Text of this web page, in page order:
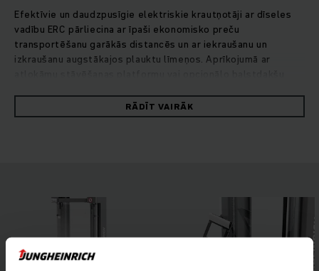
Efektīvie un daudzpusīgie elektriskie krautņotāji ar dīseles
vadību ERC pārliecina ar īpaši ekonomisko preču
transportēšanu garākās distancēs un ar iekraušanu un
izkraušanu augstākajos plauktu līmeņos. Aprīkojumā ar
Pateicoties palielinātajam klīrensam, tiem problēmas
nesagādā arī pamatnes nelīdzenumi un rampas. Pēc izvēles
6 metru augstumā un nolaišanu. Turklāt gan četrriteņu
koncepcija, gan opcionālās palīgsistēmas, kā, piemēram,
pārslodzes brīdināšanas sistēma “operationCONTROL” vai
pacelšanas augstuma iestatīšanas opcija “positionCONTROL”,
gādā par lielāku drošību un efektivitāti noliktavas ikdienas
RĀDĪT VAIRĀK